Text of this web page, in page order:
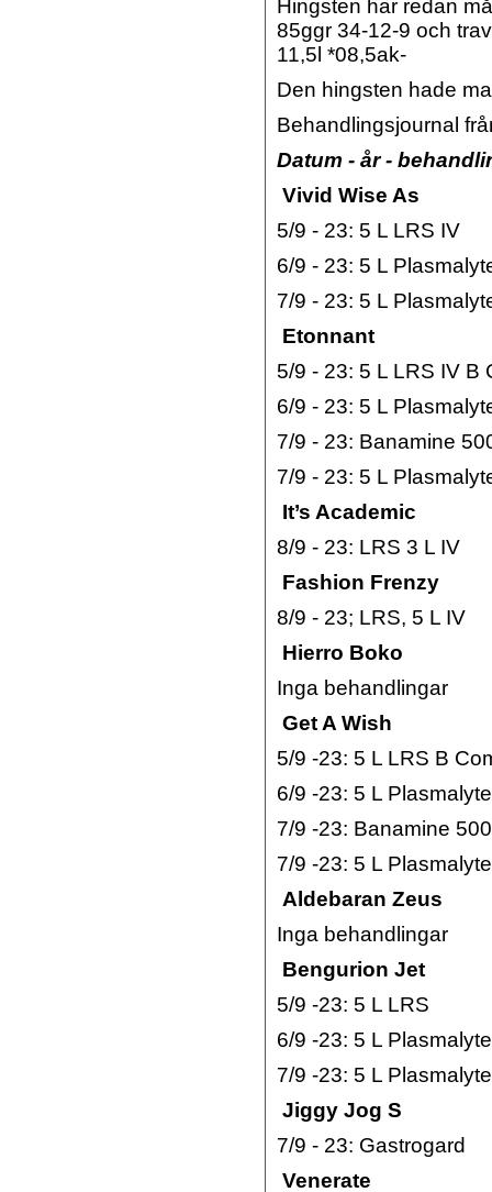
Hingsten har redan
85ggr 34-12-9 och
11,5l *08,5ak-
Den hingsten hade
Behandlingsjournal
Datum - år -
Vivid Wise As
5/9 - 23: 5 L LRS IV
6/9 - 23: 5 L
7/9 - 23: 5 L
Etonnant
5/9 - 23: 5 L LRS IV B
6/9 - 23: 5 L
7/9 - 23: Banamine
7/9 - 23: 5 L
It’s Academic
8/9 - 23: LRS 3 L IV
Fashion Frenzy
8/9 - 23; LRS, 5 L IV
Hierro Boko
Inga behandlingar
Get A Wish
5/9 -23: 5 L LRS B
6/9 -23: 5 L
7/9 -23: Banamine
7/9 -23: 5 L
Aldebaran Zeus
Inga behandlingar
Bengurion Jet
5/9 -23: 5 L LRS
6/9 -23: 5 L
7/9 -23: 5 L
Jiggy Jog S
7/9 - 23: Gastrogard
Venerate